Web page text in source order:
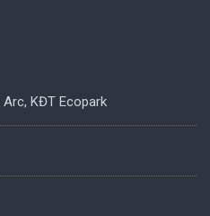
KĐT Ecopark